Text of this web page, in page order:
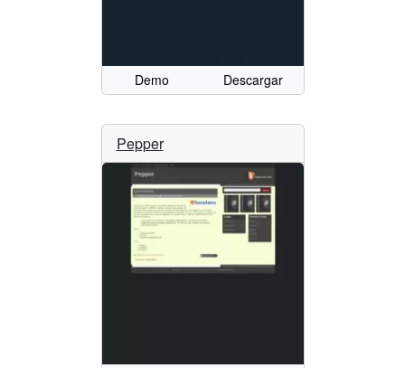
Demo Descargar
Pepper